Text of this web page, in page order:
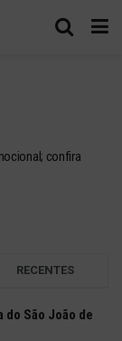
confira
RECENTES
São João de